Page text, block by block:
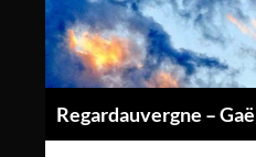
contenu